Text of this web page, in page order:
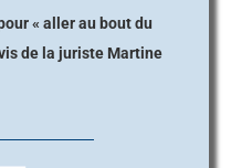
« aller au bout du
de la juriste Martine